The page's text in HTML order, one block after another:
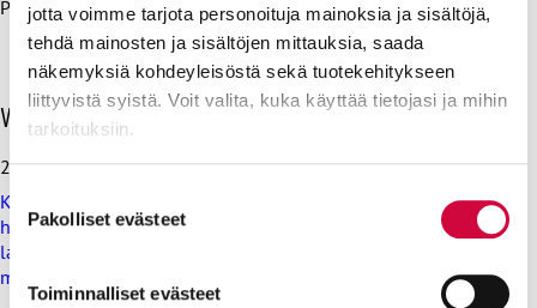
jotta voimme tarjota personoituja mainoksia ja sisältöjä,
tehdä mainosten ja sisältöjen mittauksia, saada
näkemyksiä kohdeyleisöstä sekä tuotekehitykseen
liittyvistä syistä. Voit valita, kuka käyttää tietojasi ja mihin
tarkoituksiin.
voit määrittää asetuksesi
. Voit muuttaa
Suostumuksen
valinta
Pakolliset evästeet
Toiminnalliset evästeet
Petri Lillqvist, yhteisjärjestön puheenjohtaja, 040 844 2864
O
h
i
a
v
i
i
Viimeisimmät uutiset
28.7.2026
Koulutus ja kasvatus pitää järjestää lasten ja nuorten
hyvinvoinnin ehdoilla – Ammattiliitto JHL on antanut
lausunnon koulujen ja oppilaitosten loma-aikoja koskevasta
muistioluonnoksesta